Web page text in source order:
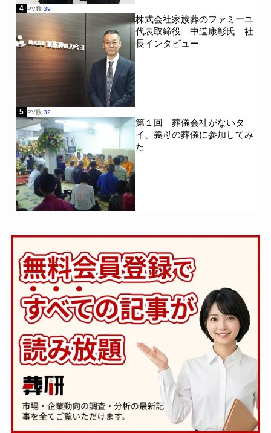
レクスト関西 平安典礼
エム・エス・アイ（MSI） ナカタケ株式会社
4 PV数 39
株式会社家族葬のファミーユ
代表取締役 中道康彰氏 社
長インタビュー
5 PV数 32
第１回 葬儀会社がないタ
イ、義母の葬儀に参加してみ
た